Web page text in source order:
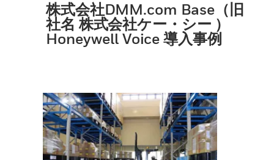
株式会社DMM.com Base（旧
社名 株式会社ケー・シー ）
Honeywell Voice 導入事例